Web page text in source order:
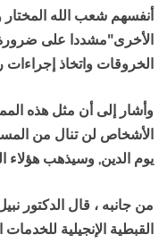
أنفسهم شعب الله
الأخرى"مشددا على
الخروقات واتخاذ إجراءات
وأشار إلى أن مثل هذه
الأشخاص لن تنال من
يوم الدين, وسيذهب هؤلاء
من جانبه ، قال الدكتور
القبطية الإنجيلية